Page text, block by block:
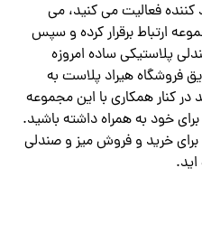
کننده فعالیت می کنید، می
ارتباط برقرار کرده و سپس
پلاستیکی ساده امروزه
فروشگاه هیراد پلاست به
کنار همکاری با این مجموعه
خود به همراه داشته باشید.
برای خرید و فروش میز و صندلی